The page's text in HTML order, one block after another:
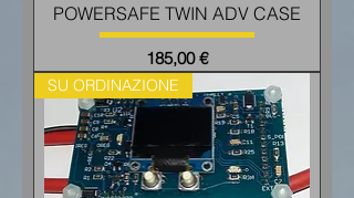
POWERSAFE TWIN ADV CASE
Price
185,00 €
SU ORDINAZIONE